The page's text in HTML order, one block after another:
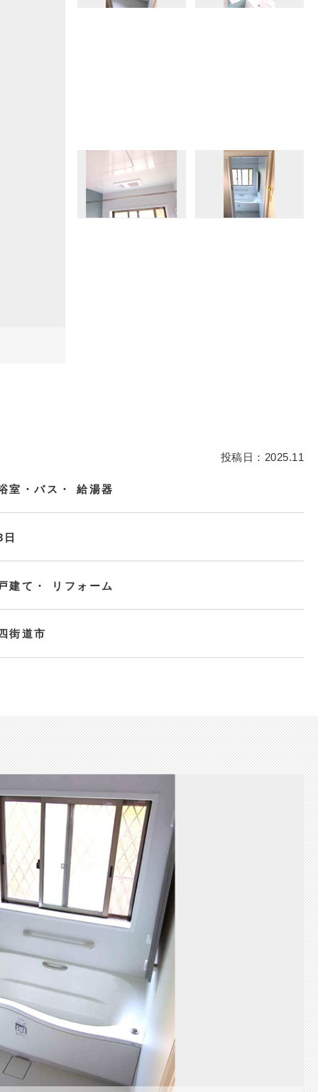
投稿日：2025.11
室・バス 給湯器
日
建て リフォーム
街道市